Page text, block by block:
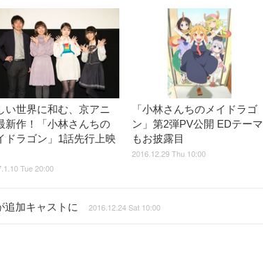
い世界に和む、京アニ
新作！「小林さんちの
ドラゴン」1話先行上映
Tue 20:00
「小林さんちのメイドラゴ
ン」第2弾PV公開 EDテーマ
もお披露目
2016.12.29 Thu 10:00
追加キャストに 2016.12.24 Sat 10:00